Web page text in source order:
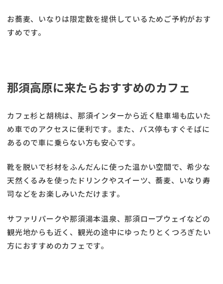
お蕎麦、いなりは限定数を提供しているためご予約がおす
すめです。
那須高原に来たらおすすめのカフェ
カフェ杉と胡桃は、那須インターから近く駐車場も広いた
め車でのアクセスに便利です。また、バス停もすぐそばに
あるので車に乗らない方も安心です。
靴を脱いで杉材をふんだんに使った温かい空間で、希少な
天然くるみを使ったドリンクやスイーツ、蕎麦、いなり寿
司などをお楽しみいただけます。
サファリパークや那須湯本温泉、那須ロープウェイなどの
観光地からも近く、観光の途中にゆったりとくつろぎたい
方におすすめのカフェです。